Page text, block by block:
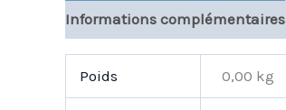
Informations complémentaires
Poids 0,00 kg